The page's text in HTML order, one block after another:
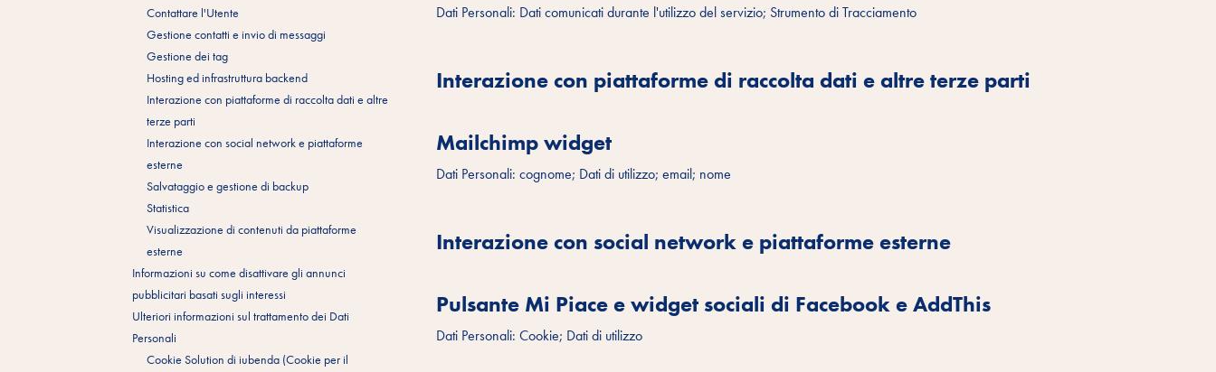
Contattare l'Utente
Gestione contatti e invio di messaggi
Gestione dei tag
Hosting ed infrastruttura backend
Interazione con piattaforme di raccolta dati e altre
terze parti
Interazione con social network e piattaforme
esterne
Salvataggio e gestione di backup
Statistica
Visualizzazione di contenuti da piattaforme
esterne
Informazioni su come disattivare gli annunci
pubblicitari basati sugli interessi
Ulteriori informazioni sul trattamento dei Dati
Personali
Cookie Solution di iubenda (Cookie per il
Dati Personali: Dati comunicati durante l'utilizzo del servizio; Strumento di Tracciamento
Interazione con piattaforme di raccolta dati e altre terze parti
Mailchimp widget
Dati Personali: cognome; Dati di utilizzo; email; nome
Interazione con social network e piattaforme esterne
Pulsante Mi Piace e widget sociali di Facebook e AddThis
Dati Personali: Cookie; Dati di utilizzo